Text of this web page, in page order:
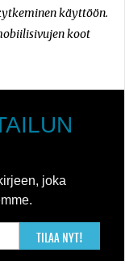
käyttöön.
koot
joka
TILAA NYT!